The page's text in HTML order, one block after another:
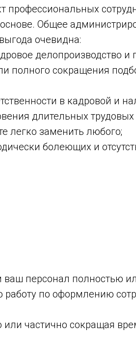
Общее
очевидна:
делопроизводство и
полного сокращения
в кадровой и
длительных
легко заменить любого;
болеющих и
ваш персонал полностью
по оформлению
частично сокращая